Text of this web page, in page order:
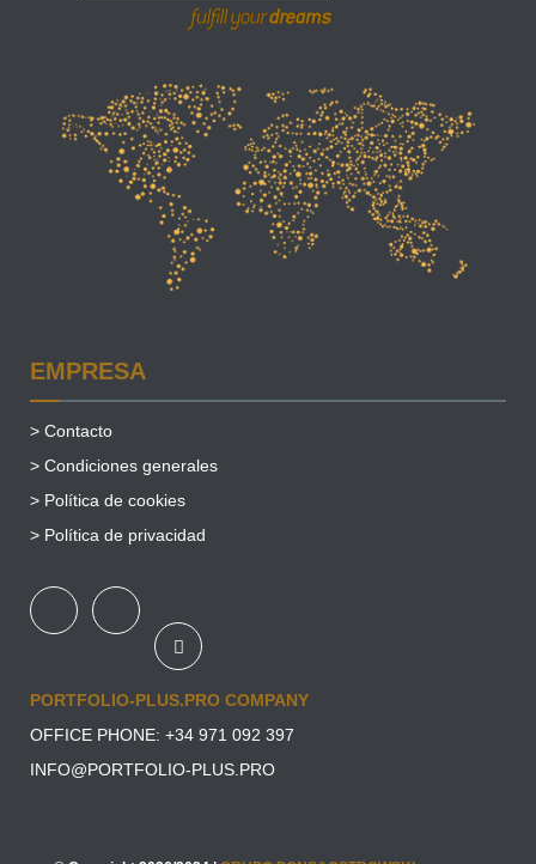
EMPRESA
> Contacto
> Condiciones generales
> Política de cookies
> Política de privacidad
PORTFOLIO-PLUS.PRO COMPANY
OFFICE PHONE: +34 971 092 397
INFO@PORTFOLIO-PLUS.PRO